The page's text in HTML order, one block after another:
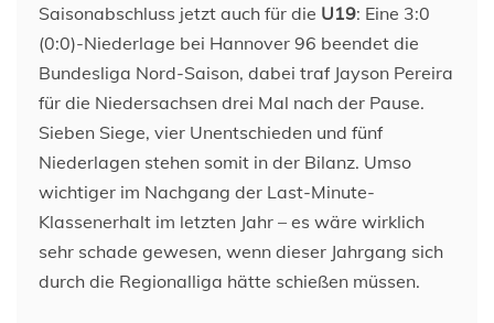
Saisonabschluss jetzt auch für die U19: Eine 3:0
(0:0)-Niederlage bei Hannover 96 beendet die
Bundesliga Nord-Saison, dabei traf Jayson Pereira
für die Niedersachsen drei Mal nach der Pause.
Sieben Siege, vier Unentschieden und fünf
Niederlagen stehen somit in der Bilanz. Umso
wichtiger im Nachgang der Last-Minute-
Klassenerhalt im letzten Jahr – es wäre wirklich
sehr schade gewesen, wenn dieser Jahrgang sich
durch die Regionalliga hätte schießen müssen.